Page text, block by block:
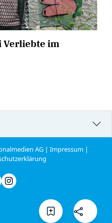
Verliebte im
AG |Impressum |